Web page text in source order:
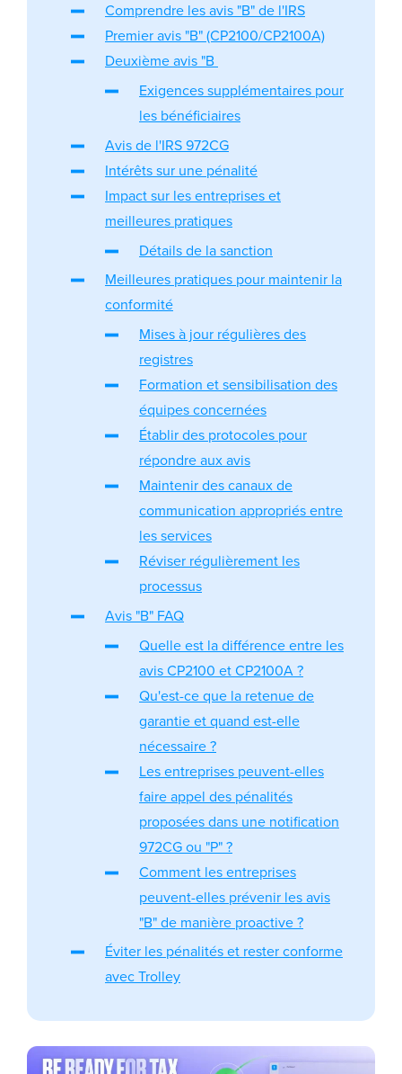
Comprendre les avis "B" de l'IRS
Premier avis "B" (CP2100/CP2100A)
Deuxième avis "B
Exigences supplémentaires pour
les bénéficiaires
Avis de l'IRS 972CG
Intérêts sur une pénalité
Impact sur les entreprises et
meilleures pratiques
Détails de la sanction
Meilleures pratiques pour maintenir la
conformité
Mises à jour régulières des
registres
Formation et sensibilisation des
équipes concernées
Établir des protocoles pour
répondre aux avis
Maintenir des canaux de
communication appropriés entre
les services
Réviser régulièrement les
processus
Avis "B" FAQ
Quelle est la différence entre les
avis CP2100 et CP2100A ?
Qu'est-ce que la retenue de
garantie et quand est-elle
nécessaire ?
Les entreprises peuvent-elles
faire appel des pénalités
proposées dans une notification
972CG ou "P" ?
Comment les entreprises
peuvent-elles prévenir les avis
"B" de manière proactive ?
Éviter les pénalités et rester conforme
avec Trolley